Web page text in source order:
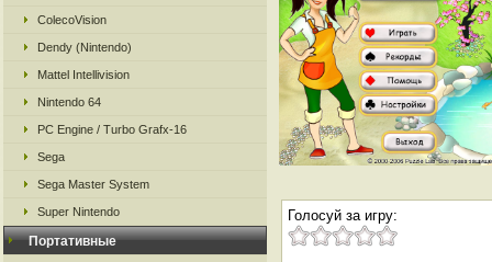
ColecoVision
Dendy (Nintendo)
Mattel Intellivision
Nintendo 64
PC Engine / Turbo Grafx-16
Sega
Sega Master System
Super Nintendo
Портативные
Голосуй за игру: